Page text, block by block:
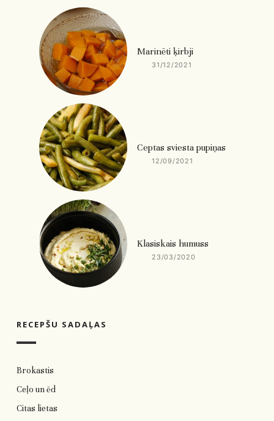
Marinēti ķirbji
31/12/2021
Ceptas sviesta pupiņas
12/09/2021
Klasiskais humuss
23/03/2020
RECEPŠU SADAĻAS
Brokastis
Ceļo un ēd
Citas lietas